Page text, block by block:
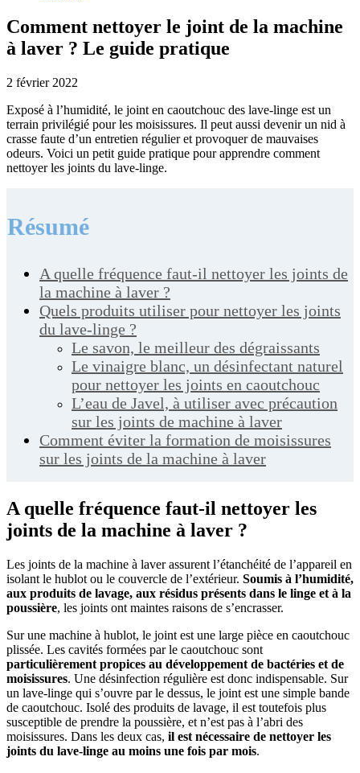
Comment nettoyer le joint de la machine
à laver ? Le guide pratique
2 février 2022
Exposé à l’humidité, le joint en caoutchouc des lave-linge est un
terrain privilégié pour les moisissures. Il peut aussi devenir un nid à
crasse faute d’un entretien régulier et provoquer de mauvaises
odeurs. Voici un petit guide pratique pour apprendre comment
nettoyer les joints du lave-linge.
Résumé
A quelle fréquence faut-il nettoyer les joints de
la machine à laver ?
Quels produits utiliser pour nettoyer les joints
du lave-linge ?
Le savon, le meilleur des dégraissants
Le vinaigre blanc, un désinfectant naturel
pour nettoyer les joints en caoutchouc
L’eau de Javel, à utiliser avec précaution
sur les joints de machine à laver
Comment éviter la formation de moisissures
sur les joints de la machine à laver
A quelle fréquence faut-il nettoyer les
joints de la machine à laver ?
Les joints de la machine à laver assurent l’étanchéité de l’appareil en
isolant le hublot ou le couvercle de l’extérieur. Soumis à l’humidité,
aux produits de lavage, aux résidus présents dans le linge et à la
poussière, les joints ont maintes raisons de s’encrasser.
Sur une machine à hublot, le joint est une large pièce en caoutchouc
plissée. Les cavités formées par le caoutchouc sont
particulièrement propices au développement de bactéries et de
moisissures. Une désinfection régulière est donc indispensable. Sur
un lave-linge qui s’ouvre par le dessus, le joint est une simple bande
de caoutchouc. Isolé des produits de lavage, il est toutefois plus
susceptible de prendre la poussière, et n’est pas à l’abri des
moisissures. Dans les deux cas, il est nécessaire de nettoyer les
joints du lave-linge au moins une fois par mois.